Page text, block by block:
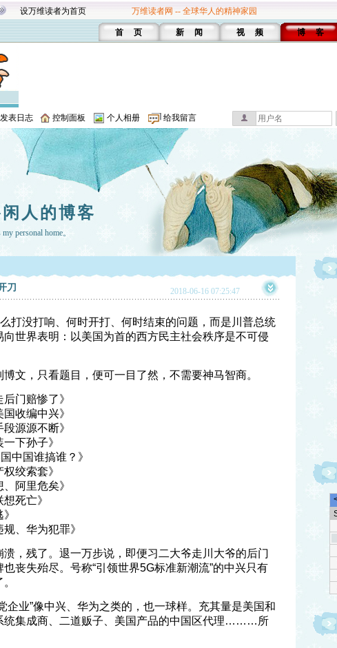
设万维读者为首页 万维读者网 -- 全球华人的精神家园
首 页 新 闻 视 频 博 客
发表日志 控制面板 个人相册 给我留言
人的博客
my personal home。
刀 2018-06-16 07:25:47
打没打响、何时开打、何时结束的问题，而是川普总统
世界表明：以美国为首的西方民主社会秩序是不可侵
文，只看题目，便可一目了然，不需要神马智商。
门赔惨了》
收编中兴》
源源不断》
下孙子》
中国谁搞谁？》
绞索套》
阿里危矣》
死亡》
、华为犯罪》
，残了。退一万步说，即便习二大爷走川大爷的后门
丧失殆尽。号称“引领世界5G标准新潮流”的中兴只有
企业”像中兴、华为之类的，也一球样。充其量是美国和
统集成商、二道贩子、美国产品的中国区代理………所